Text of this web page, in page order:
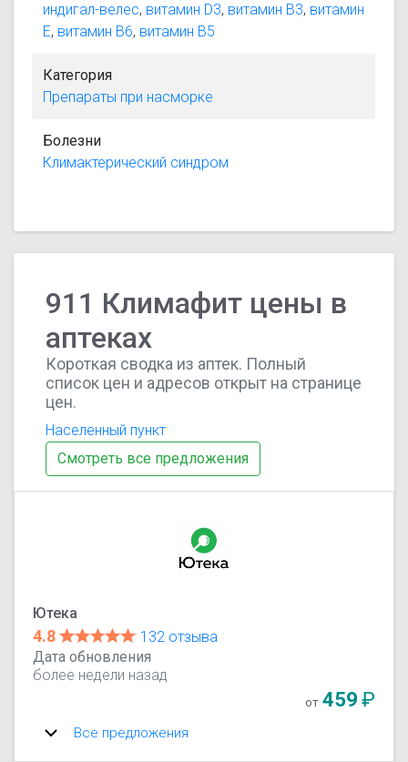
индигал-велес, витамин D3, витамин B3, витамин
E, витамин B6, витамин B5
Категория
Препараты при насморке
Болезни
Климактерический синдром
911 Климафит цены в
аптеках
Короткая сводка из аптек. Полный
список цен и адресов открыт на странице
цен.
Населенный пункт
Смотреть все предложения
Ютека
4.8
132 отзыва
Дата обновления
более недели назад
от 459₽
Все предложения